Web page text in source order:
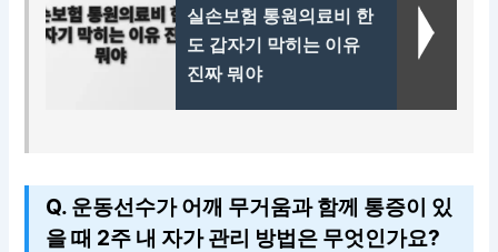
실손보험 통원의료비 한
도 갑자기 막히는 이유
진짜 뭐야
Q. 운동선수가 어깨 무거움과 함께 통증이 있
을 때 2주 내 자가 관리 방법은 무엇인가요?